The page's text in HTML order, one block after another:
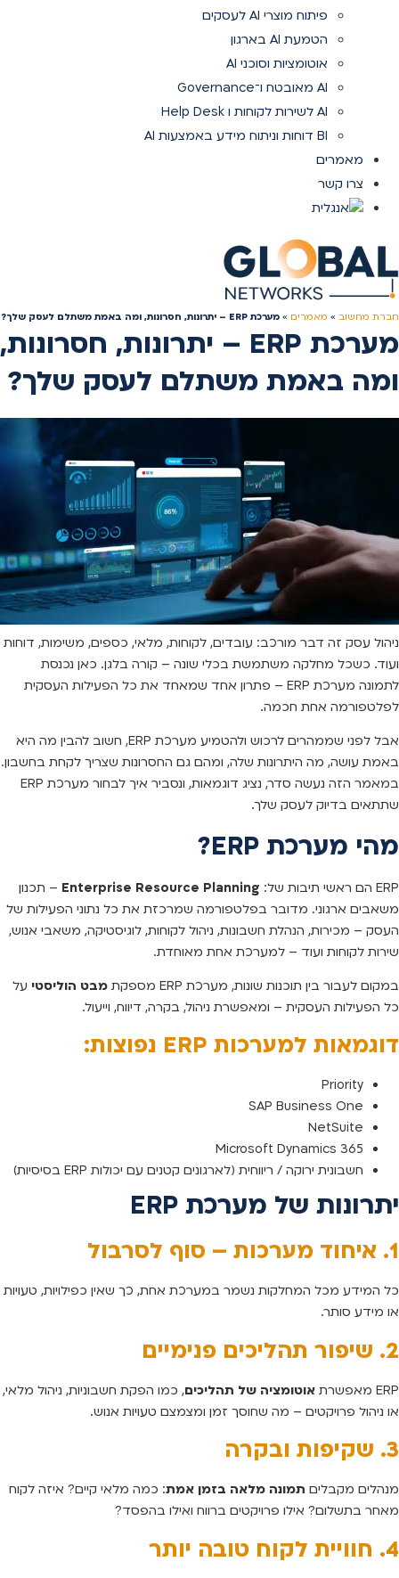
פיתוח מוצרי AI לעסקים
הטמעת AI בארגון
אוטומציות וסוכני AI
AI מאובטח ו־Governance
AI לשירות לקוחות ו Help Desk
BI דוחות וניתוח מידע באמצעות AI
מאמרים
צרו קשר
חברת מחשוב » מאמרים » מערכת ERP – יתרונות, חסרונות, ומה באמת משתלם לעסק שלך?
מערכת ERP – יתרונות, חסרונות,
ומה באמת משתלם לעסק שלך?
ניהול עסק זה דבר מורכב: עובדים, לקוחות, מלאי, כספים, משימות, דוחות
ועוד. כשכל מחלקה משתמשת בכלי שונה – קורה בלגן. כאן נכנסת
לתמונה מערכת ERP – פתרון אחד שמאחד את כל הפעילות העסקית
לפלטפורמה אחת חכמה.
אבל לפני שממהרים לרכוש ולהטמיע מערכת ERP, חשוב להבין מה היא
באמת עושה, מה היתרונות שלה, ומהם גם החסרונות שצריך לקחת בחשבון.
במאמר הזה נעשה סדר, נציג דוגמאות, ונסביר איך לבחור מערכת ERP
שתתאים בדיוק לעסק שלך.
מהי מערכת ERP?
ERP הם ראשי תיבות של: Enterprise Resource Planning – תכנון
משאבים ארגוני. מדובר בפלטפורמה שמרכזת את כל נתוני הפעילות של
העסק – מכירות, הנהלת חשבונות, ניהול לקוחות, לוגיסטיקה, משאבי אנוש,
שירות לקוחות ועוד – למערכת אחת מאוחדת.
במקום לעבור בין תוכנות שונות, מערכת ERP מספקת מבט הוליסטי על
כל הפעילות העסקית – ומאפשרת ניהול, בקרה, דיווח, וייעול.
דוגמאות למערכות ERP נפוצות:
Priority
SAP Business One
NetSuite
Microsoft Dynamics 365
חשבונית ירוקה / ריווחית (לארגונים קטנים עם יכולות ERP בסיסיות)
יתרונות של מערכת ERP
1. איחוד מערכות – סוף לסרבול
כל המידע מכל המחלקות נשמר במערכת אחת, כך שאין כפילויות, טעויות
או מידע סותר.
2. שיפור תהליכים פנימיים
ERP מאפשרת אוטומציה של תהליכים, כמו הפקת חשבוניות, ניהול מלאי,
או ניהול פרויקטים – מה שחוסך זמן ומצמצם טעויות אנוש.
3. שקיפות ובקרה
מנהלים מקבלים תמונה מלאה בזמן אמת: כמה מלאי קיים? איזה לקוח
מאחר בתשלום? אילו פרויקטים ברווח ואילו בהפסד?
4. חוויית לקוח טובה יותר